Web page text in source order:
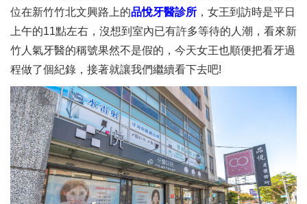
位在新竹竹北文興路上的品悅牙醫診所 ，女王到訪時是平日
上午的11點左右，沒想到室內已有許多等待的人潮，看來新
竹人氣牙醫的稱號果然不是假的，今天女王也順便把看牙過
程做了個紀錄，接著就讓我們繼續看下去吧!